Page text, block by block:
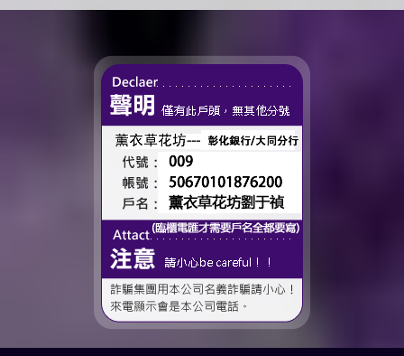
很多，準備往下一段生活前